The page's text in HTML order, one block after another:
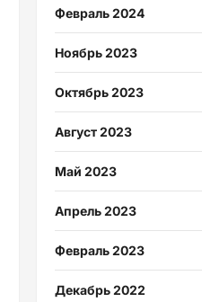
Февраль 2024
Ноябрь 2023
Октябрь 2023
Август 2023
Май 2023
Апрель 2023
Февраль 2023
Декабрь 2022